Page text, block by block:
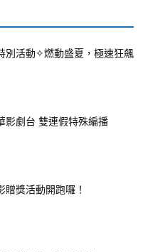
別活動✧燃動盛夏，極速狂飆
影劇台 雙連假特殊編播
獎活動開跑囉！